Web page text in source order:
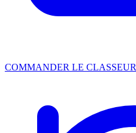
COMMANDER LE CLASSEUR